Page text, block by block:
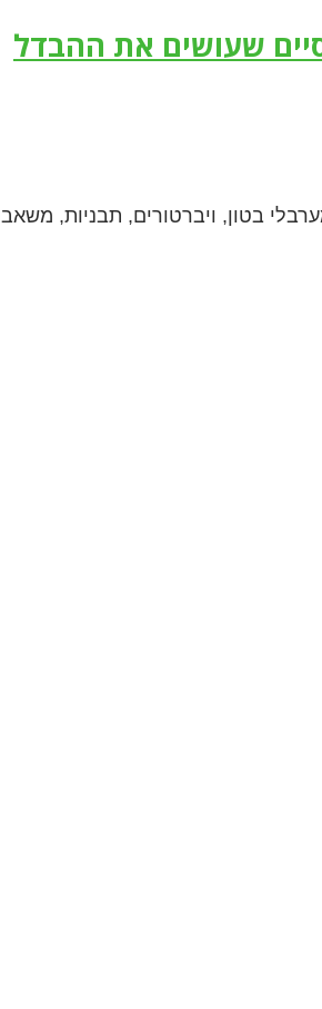
שעושים את ההבדל
אותם דברים: מערבלי בטון, ויברטורים, תבניות,